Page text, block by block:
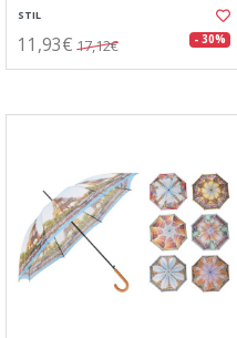
STIL
11,93€ 17,12€ - 30%